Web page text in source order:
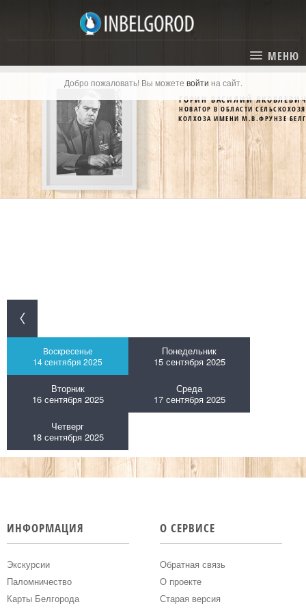
МЕНЮ
ГЛАВНАЯ
СТАТЬИ
КАТАЛОГ
ГОСТИНИЦЫ И ОТЕЛИ
ЭКСКУРСИИ
СОБЫТИЯ
КАРТА
Добро пожаловать! Вы можете войти на сайт.
ГОРИН ВАСИЛИЙ
НОВАТОР В ОБЛАСТИ
КОЛХОЗА ИМЕНИ М.В.ФРУНЗЕ
Воскресенье
14 сентября 2025
Понедельник
15 сентября 2025
Вторник
16 сентября 2025
Среда
17 сентября 2025
Четверг
18 сентября 2025
ИНФОРМАЦИЯ
Экскурсии
Паломничество
Карты Белгорода
О СЕРВИСЕ
Обратная связь
О проекте
Старая версия